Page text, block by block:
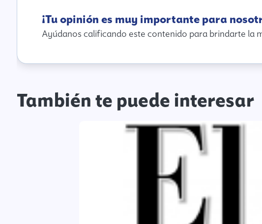
¡Tu opinión es muy importante para
Ayúdanos calificando este contenido para brindarte la
También te puede interesar